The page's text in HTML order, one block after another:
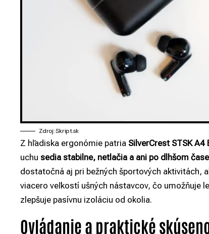
Zdroj: Skript.sk
Z hľadiska ergonómie patria SilverCrest STSK A4
uchu sedia stabilne, netlačia a ani po dlhšom
dostatočná aj pri bežných športových aktivitách,
viacero veľkostí ušných nástavcov, čo umožňuje
zlepšuje pasívnu izoláciu od okolia.
Ovládanie a praktické